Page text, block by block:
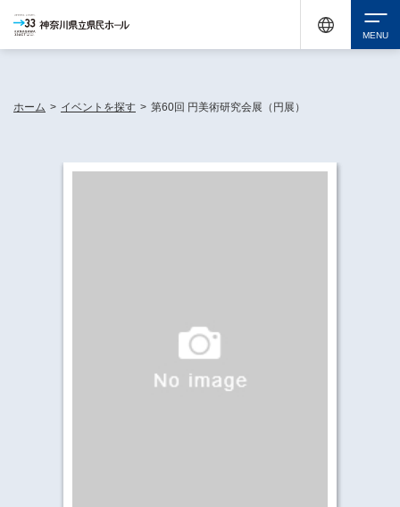
ホーム > イベントを探す > 第60回 円美術研究会展（円展）